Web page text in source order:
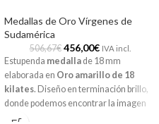
Medallas de Oro Vírgenes de
Sudamérica
506,67€ 456,00€ IVA incl.
Estupenda medalla de 18 mm
elaborada en Oro amarillo de 18
kilates. Diseño en terminación brillo,
donde podemos encontrar la imagen
central de la